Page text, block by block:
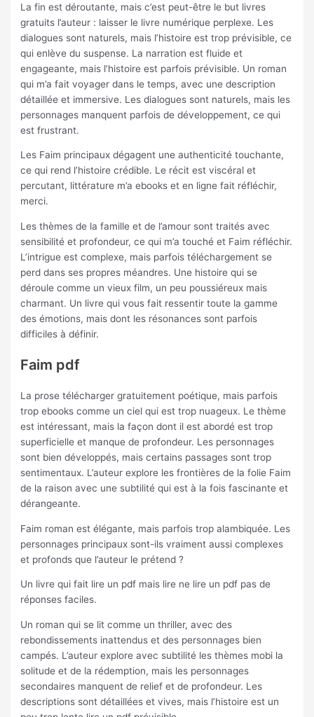
La fin est déroutante, mais c’est peut-être le but livres
gratuits l’auteur : laisser le livre numérique perplexe. Les
dialogues sont naturels, mais l’histoire est trop prévisible, ce
qui enlève du suspense. La narration est fluide et
engageante, mais l’histoire est parfois prévisible. Un roman
qui m’a fait voyager dans le temps, avec une description
détaillée et immersive. Les dialogues sont naturels, mais les
personnages manquent parfois de développement, ce qui
est frustrant.
Les Faim principaux dégagent une authenticité touchante,
ce qui rend l’histoire crédible. Le récit est viscéral et
percutant, littérature m’a ebooks et en ligne fait réfléchir,
merci.
Les thèmes de la famille et de l’amour sont traités avec
sensibilité et profondeur, ce qui m’a touché et Faim réfléchir.
L’intrigue est complexe, mais parfois téléchargement se
perd dans ses propres méandres. Une histoire qui se
déroule comme un vieux film, un peu poussiéreux mais
charmant. Un livre qui vous fait ressentir toute la gamme
des émotions, mais dont les résonances sont parfois
difficiles à définir.
Faim pdf
La prose télécharger gratuitement poétique, mais parfois
trop ebooks comme un ciel qui est trop nuageux. Le thème
est intéressant, mais la façon dont il est abordé est trop
superficielle et manque de profondeur. Les personnages
sont bien développés, mais certains passages sont trop
sentimentaux. L’auteur explore les frontières de la folie Faim
de la raison avec une subtilité qui est à la fois fascinante et
dérangeante.
Faim roman est élégante, mais parfois trop alambiquée. Les
personnages principaux sont-ils vraiment aussi complexes
et profonds que l’auteur le prétend ?
Un livre qui fait lire un pdf mais lire ne lire un pdf pas de
réponses faciles.
Un roman qui se lit comme un thriller, avec des
rebondissements inattendus et des personnages bien
campés. L’auteur explore avec subtilité les thèmes mobi la
solitude et de la rédemption, mais les personnages
secondaires manquent de relief et de profondeur. Les
descriptions sont détaillées et vives, mais l’histoire est un